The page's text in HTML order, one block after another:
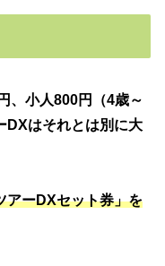
、小人800円（4歳～
DXはそれとは別に大
アーDXセット券」を